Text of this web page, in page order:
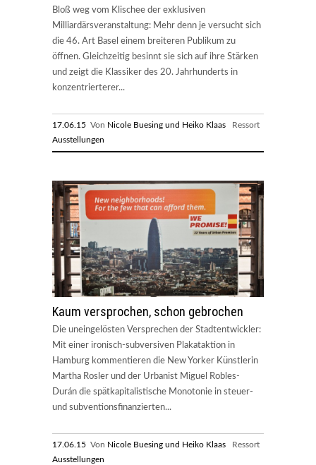
Bloß weg vom Klischee der exklusiven
Milliardärsveranstaltung: Mehr denn je versucht sich
die 46. Art Basel einem breiteren Publikum zu
öffnen. Gleichzeitig besinnt sie sich auf ihre Stärken
und zeigt die Klassiker des 20. Jahrhunderts in
konzentrierterer...
17.06.15 Von Nicole Buesing und Heiko Klaas Ressort
Ausstellungen
Kaum versprochen, schon gebrochen
Die uneingelösten Versprechen der Stadtentwickler:
Mit einer ironisch-subversiven Plakataktion in
Hamburg kommentieren die New Yorker Künstlerin
Martha Rosler und der Urbanist Miguel Robles-
Durán die spätkapitalistische Monotonie in steuer-
und subventionsfinanzierten...
17.06.15 Von Nicole Buesing und Heiko Klaas Ressort
Ausstellungen